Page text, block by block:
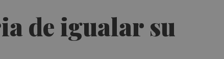
de igualar su